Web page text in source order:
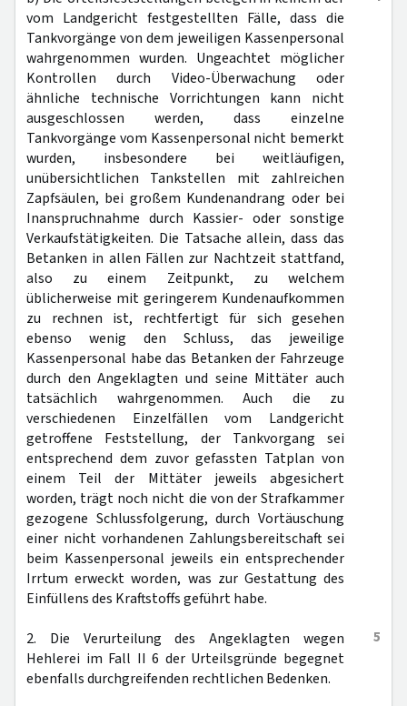
vom Landgericht festgestellten Fälle, dass die
Tankvorgänge von dem jeweiligen Kassenpersonal
wahrgenommen wurden. Ungeachtet möglicher
Kontrollen durch Video-Überwachung oder
ähnliche technische Vorrichtungen kann nicht
ausgeschlossen werden, dass einzelne
Tankvorgänge vom Kassenpersonal nicht bemerkt
wurden, insbesondere bei weitläufigen,
unübersichtlichen Tankstellen mit zahlreichen
Zapfsäulen, bei großem Kundenandrang oder bei
Inanspruchnahme durch Kassier- oder sonstige
Verkaufstätigkeiten. Die Tatsache allein, dass das
Betanken in allen Fällen zur Nachtzeit stattfand,
also zu einem Zeitpunkt, zu welchem
üblicherweise mit geringerem Kundenaufkommen
zu rechnen ist, rechtfertigt für sich gesehen
ebenso wenig den Schluss, das jeweilige
Kassenpersonal habe das Betanken der Fahrzeuge
durch den Angeklagten und seine Mittäter auch
tatsächlich wahrgenommen. Auch die zu
verschiedenen Einzelfällen vom Landgericht
getroffene Feststellung, der Tankvorgang sei
entsprechend dem zuvor gefassten Tatplan von
einem Teil der Mittäter jeweils abgesichert
worden, trägt noch nicht die von der Strafkammer
gezogene Schlussfolgerung, durch Vortäuschung
einer nicht vorhandenen Zahlungsbereitschaft sei
beim Kassenpersonal jeweils ein entsprechender
Irrtum erweckt worden, was zur Gestattung des
Einfüllens des Kraftstoffs geführt habe.
5
2. Die Verurteilung des Angeklagten wegen
Hehlerei im Fall II 6 der Urteilsgründe begegnet
ebenfalls durchgreifenden rechtlichen Bedenken.